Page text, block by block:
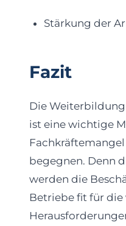
Stärkung der
Fazit
Die
ist eine wichtige
begegnen. Denn
werden die
Betriebe fit für die